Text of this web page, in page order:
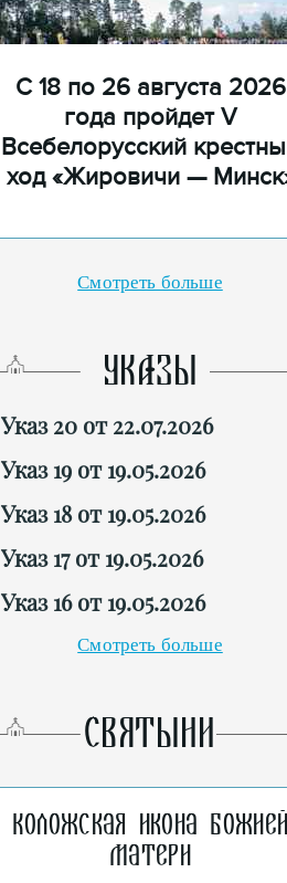
С 18 по 26 августа 2026
года пройдет V
Всебелорусский
ход «Жировичи —
Смотреть больше
УКАЗЫ
Указ 20 от 22.07.2026
Указ 19 от 19.05.2026
Указ 18 от 19.05.2026
Указ 17 от 19.05.2026
Указ 16 от 19.05.2026
Смотреть больше
СВЯТЫНИ
Коложская икона
Матери